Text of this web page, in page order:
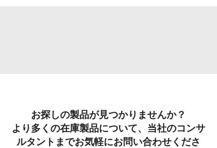
お探しの製品が見つかりませんか？
より多くの在庫製品について、当社のコンサ
ルタントまでお気軽にお問い合わせくださ